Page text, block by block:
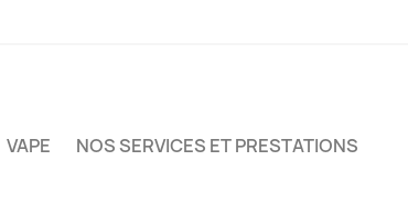
VAPE NOS SERVICES ET PRESTATIONS